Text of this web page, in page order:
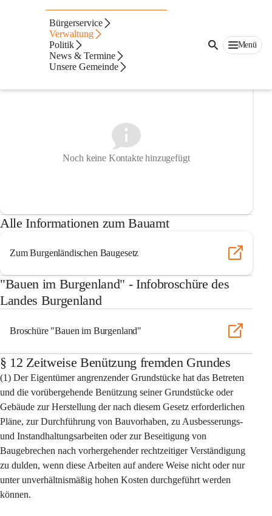
Bürgerservice
Verwaltung
Politik
News & Termine
Unsere Gemeinde
Menü
Bauamt
Ansprechpersonen
Noch keine Kontakte hinzugefügt
Alle Informationen zum Bauamt
Zum Burgenländischen Baugesetz
"Bauen im Burgenland" - Infobroschüre des
Landes Burgenland
Broschüre "Bauen im Burgenland"
§ 12 Zeitweise Benützung fremden Grundes
(1) Der Eigentümer angrenzender Grundstücke hat das Betreten
und die vorübergehende Benützung seiner Grundstücke oder
Gebäude zur Herstellung der nach diesem Gesetz erforderlichen
Pläne, zur Durchführung von Bauvorhaben, zu Ausbesserungs-
und Instandhaltungsarbeiten oder zur Beseitigung von
Baugebrechen nach vorhergehender rechtzeitiger Verständigung
zu dulden, wenn diese Arbeiten auf andere Weise nicht oder nur
unter unverhältnismäßig hohen Kosten durchgeführt werden
können.